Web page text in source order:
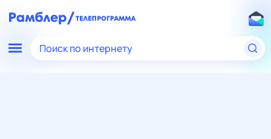
Поиск по интернету